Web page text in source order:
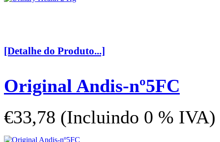
[Detalhe do Produto...]
Original Andis-nº5FC
€33,78 (Incluindo 0 % IVA)